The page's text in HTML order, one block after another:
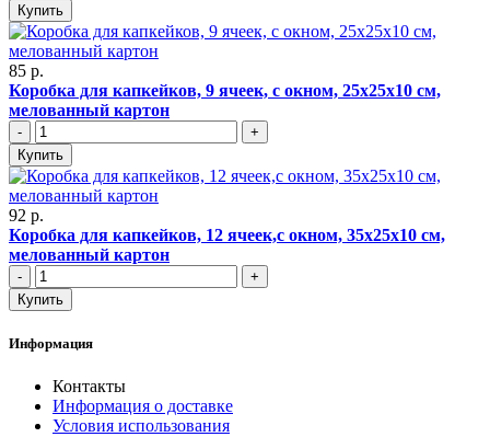
Купить
85 р.
Коробка для капкейков, 9 ячеек, с окном, 25х25х10 см,
мелованный картон
-
+
Купить
92 р.
Коробка для капкейков, 12 ячеек,с окном, 35х25х10 см,
мелованный картон
-
+
Купить
Информация
Контакты
Информация о доставке
Условия использования